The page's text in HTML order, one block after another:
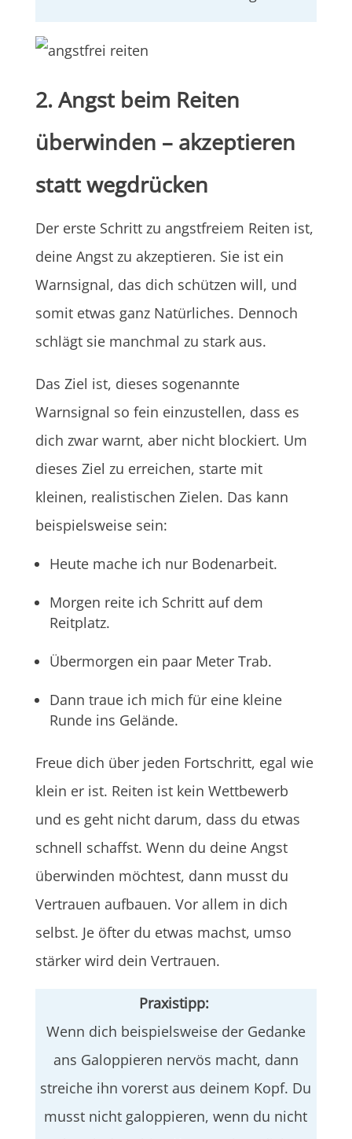
2. Angst beim Reiten
überwinden – akzeptieren
statt wegdrücken
Der erste Schritt zu angstfreiem Reiten ist,
deine Angst zu akzeptieren. Sie ist ein
Warnsignal, das dich schützen will, und
somit etwas ganz Natürliches. Dennoch
schlägt sie manchmal zu stark aus.
Das Ziel ist, dieses sogenannte
Warnsignal so fein einzustellen, dass es
dich zwar warnt, aber nicht blockiert. Um
dieses Ziel zu erreichen, starte mit
kleinen, realistischen Zielen. Das kann
beispielsweise sein:
Heute mache ich nur Bodenarbeit.
Morgen reite ich Schritt auf dem
Reitplatz.
Übermorgen ein paar Meter Trab.
Dann traue ich mich für eine kleine
Runde ins Gelände.
Freue dich über jeden Fortschritt, egal wie
klein er ist. Reiten ist kein Wettbewerb
und es geht nicht darum, dass du etwas
schnell schaffst. Wenn du deine Angst
überwinden möchtest, dann musst du
Vertrauen aufbauen. Vor allem in dich
selbst. Je öfter du etwas machst, umso
stärker wird dein Vertrauen.
Praxistipp:
Wenn dich beispielsweise der Gedanke
ans Galoppieren nervös macht, dann
streiche ihn vorerst aus deinem Kopf. Du
musst nicht galoppieren, wenn du nicht